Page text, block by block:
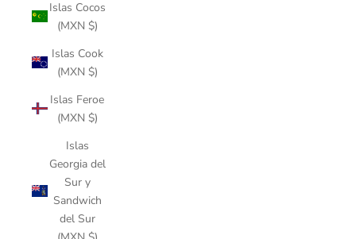
Islas Cocos
(MXN $)
Islas Cook
(MXN $)
Islas Feroe
(MXN $)
Islas
Georgia del
Sur y
Sandwich
del Sur